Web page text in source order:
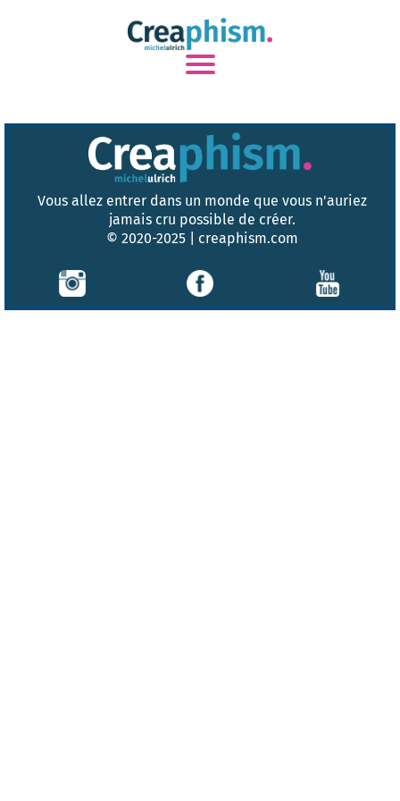
Vous allez entrer dans un monde que vous n'auriez
jamais cru possible de créer.
© 2020-2025 | creaphism.com